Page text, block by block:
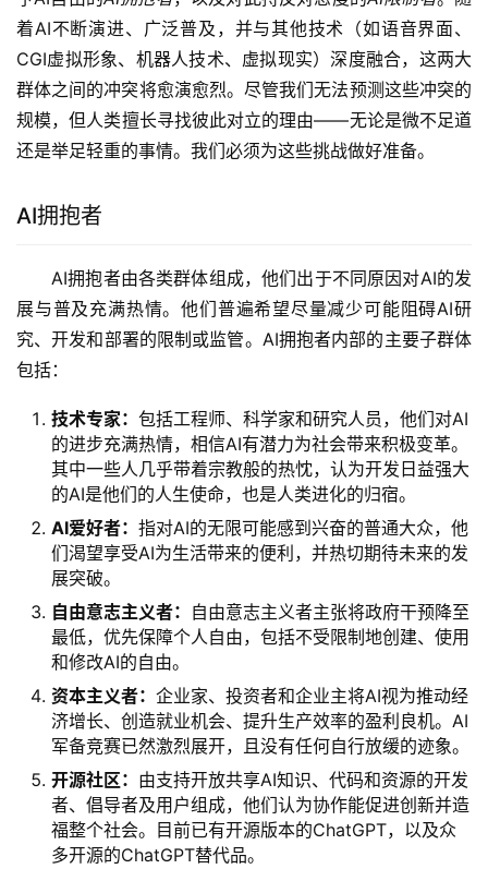
着AI不断演进、广泛普及，并与其他技术（如语音界面、
CGI虚拟形象、机器人技术、虚拟现实）深度融合，这两大
群体之间的冲突将愈演愈烈。尽管我们无法预测这些冲突的
规模，但人类擅长寻找彼此对立的理由——无论是微不足道
还是举足轻重的事情。我们必须为这些挑战做好准备。
AI拥抱者
AI拥抱者由各类群体组成，他们出于不同原因对AI的发
展与普及充满热情。他们普遍希望尽量减少可能阻碍AI研
究、开发和部署的限制或监管。AI拥抱者内部的主要子群体
包括：
技术专家： 包括工程师、科学家和研究人员，他们对AI
的进步充满热情，相信AI有潜力为社会带来积极变革。
其中一些人几乎带着宗教般的热忱，认为开发日益强大
的AI是他们的人生使命，也是人类进化的归宿。
AI爱好者： 指对AI的无限可能感到兴奋的普通大众，他
们渴望享受AI为生活带来的便利，并热切期待未来的发
展突破。
自由意志主义者： 自由意志主义者主张将政府干预降至
最低，优先保障个人自由，包括不受限制地创建、使用
和修改AI的自由。
资本主义者： 企业家、投资者和企业主将AI视为推动经
济增长、创造就业机会、提升生产效率的盈利良机。AI
军备竞赛已然激烈展开，且没有任何自行放缓的迹象。
开源社区： 由支持开放共享AI知识、代码和资源的开发
者、倡导者及用户组成，他们认为协作能促进创新并造
福整个社会。目前已有开源版本的ChatGPT，以及众
多开源的ChatGPT替代品。